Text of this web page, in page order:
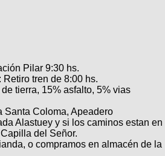
Pilar 9:30 hs.
tren de 8:00 hs.
tierra, 15% asfalto, 5% vias
Santa Coloma, Apeadero
Alastuey y si los caminos estan en
del Señor.
o compramos en almacén de la